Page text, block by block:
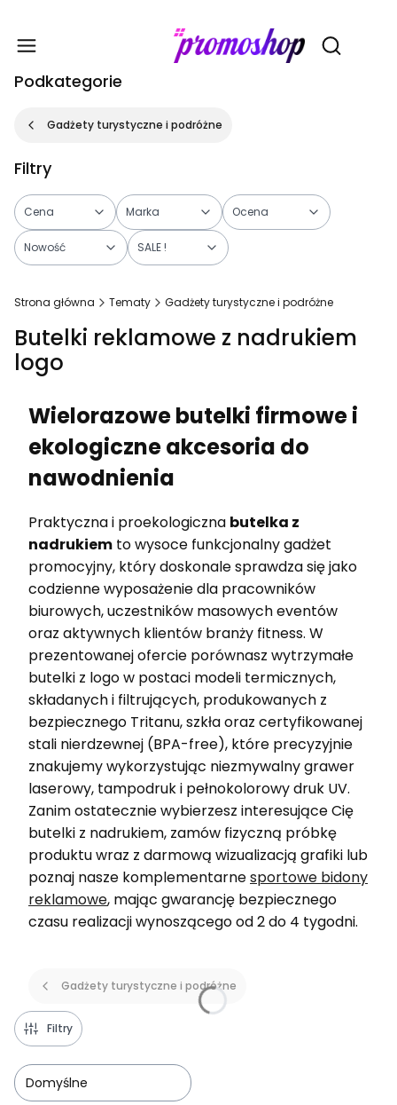
Otwórz
Podkategorie
Gadżety turystyczne i podróżne
Filtry
Cena Marka Ocena
Nowość SALE !
Strona główna Tematy Gadżety turystyczne i podróżne
Butelki reklamowe z nadrukiem
logo
Wielorazowe butelki firmowe i
ekologiczne akcesoria do
nawodnienia
Praktyczna i proekologiczna butelka z
nadrukiem to wysoce funkcjonalny gadżet
promocyjny, który doskonale sprawdza się jako
codzienne wyposażenie dla pracowników
biurowych, uczestników masowych eventów
oraz aktywnych klientów branży fitness. W
prezentowanej ofercie porównasz wytrzymałe
butelki z logo w postaci modeli termicznych,
składanych i filtrujących, produkowanych z
bezpiecznego Tritanu, szkła oraz certyfikowanej
stali nierdzewnej (BPA-free), które precyzyjnie
znakujemy wykorzystując niezmywalny grawer
laserowy, tampodruk i pełnokolorowy druk UV.
Zanim ostatecznie wybierzesz interesujące Cię
butelki z nadrukiem, zamów fizyczną próbkę
produktu wraz z darmową wizualizacją grafiki lub
poznaj nasze komplementarnesportowe bidony
reklamowe, mając gwarancję bezpiecznego
czasu realizacji wynoszącego od 2 do 4 tygodni.
Gadżety turystyczne i podróżne
Filtry
Domyślne